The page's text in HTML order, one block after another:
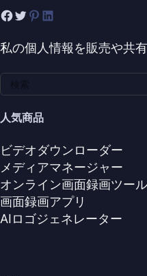
私の個人情報を販売や共
人気商品
ビデオダウンローダー
メディアマネージャー
オンライン画面録画ツール
画面録画アプリ
AIロゴジェネレーター